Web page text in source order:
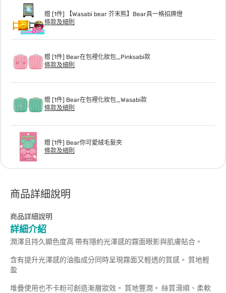
贈 [1件] 【Wasabi bear 芥末熊】Bear具一格招牌燈
條款及細則
贈 [1件] Bear在包裡化妝包_Pinksabi款
條款及細則
贈 [1件] Bear在包裡化妝包_Wasabi款
條款及細則
贈 [1件] Bear你可愛絨毛髮夾
條款及細則
商品詳細說明
商品詳細說明
詳細介紹
潤澤且持久顯色度高 帶有隱約光澤感的霧面眼影與肌膚貼合。
含有提升光澤感的油脂成分同時呈現霧面又輕透的質感。 質地輕
盈
堆疊使用也不卡粉可創造漸層妝效。 質地豐潤。 絲質滑順、柔軟